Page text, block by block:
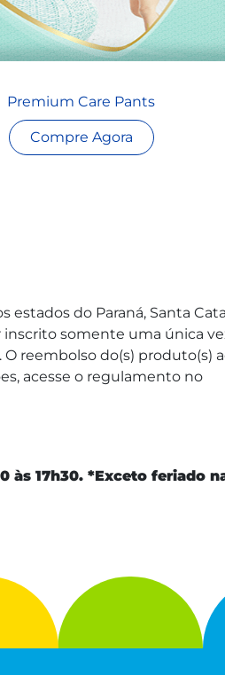
Premium Care Pants
Compre Agora
estados do Paraná, Santa
inscrito somente uma única
reembolso do(s) produto(s)
acesse o regulamento no
às 17h30. *Exceto feriado